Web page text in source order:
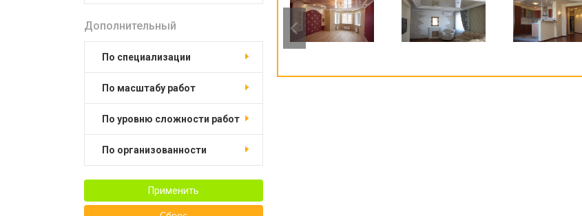
Дополнительный
по специализации
по масштабу работ
по уровню сложности работ
по организованности
Применить